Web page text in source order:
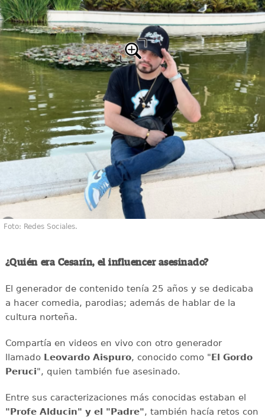
Foto: Redes Sociales.
¿Quién era Cesarín, el influencer asesinado?
El generador de contenido tenía 25 años y se dedicaba
a hacer comedia, parodias; además de hablar de la
cultura norteña.
Compartía en videos en vivo con otro generador
llamadoLeovardo Aispuro, conocido como " El Gordo
Peruci", quien también fue asesinado.
Entre sus caracterizaciones más conocidas estaban el
"Profe Alducin" y el "Padre", también hacía retos con